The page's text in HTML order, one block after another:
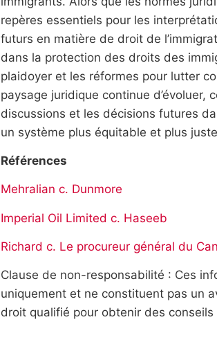
repères essentiels pour les
futurs en matière de droit de
dans la protection des droits des
plaidoyer et les réformes pour lutter
paysage juridique continue
discussions et les décisions futures
un système plus équitable et plus
Références
Mehralian c. Dunmore
Imperial Oil Limited c. Haseeb
Richard c. Le procureur général du
Clause de non-responsabilité : Ces
uniquement et ne constituent pas un
droit qualifié pour obtenir des